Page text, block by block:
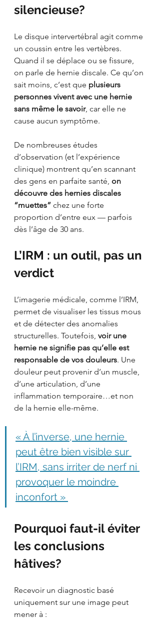
silencieuse?
Le disque intervertébral agit comme
un coussin entre les vertèbres.
Quand il se déplace ou se fissure,
on parle de hernie discale. Ce qu’on
sait moins, c’est que plusieurs
personnes vivent avec une hernie
sans même le savoir, car elle ne
cause aucun symptôme.
De nombreuses études
d’observation (et l’expérience
clinique) montrent qu’en scannant
des gens en parfaite santé, on
découvre des hernies discales
“muettes” chez une forte
proportion d’entre eux — parfois
dès l’âge de 30 ans.
L’IRM : un outil, pas un
verdict
L’imagerie médicale, comme l’IRM,
permet de visualiser les tissus mous
et de détecter des anomalies
structurelles. Toutefois, voir une
hernie ne signifie pas qu’elle est
responsable de vos douleurs. Une
douleur peut provenir d’un muscle,
d’une articulation, d’une
inflammation temporaire…et non
de la hernie elle-même.
« À l’inverse, une hernie
peut être bien visible sur
l’IRM, sans irriter de nerf ni
provoquer le moindre
inconfort »
Pourquoi faut-il éviter
les conclusions
hâtives?
Recevoir un diagnostic basé
uniquement sur une image peut
mener à :